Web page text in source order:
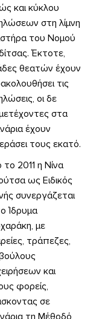
και κύκλου
στη λίμνη
του Νομού
Έκτοτε,
θεατών έχουν
τις
οι δε
στα
έχουν
τους εκατό.
2011 η Νίνα
ως Ειδικός
συνεργάζεται
Ίδρυμα
με
τράπεζες,
και
φορείς,
σε